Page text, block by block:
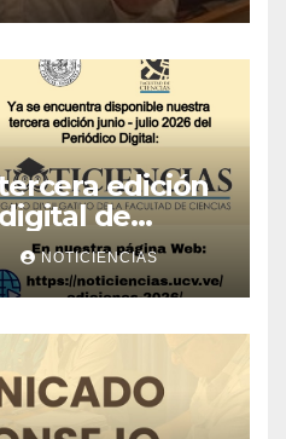
edición
de
NOTICIENCIAS